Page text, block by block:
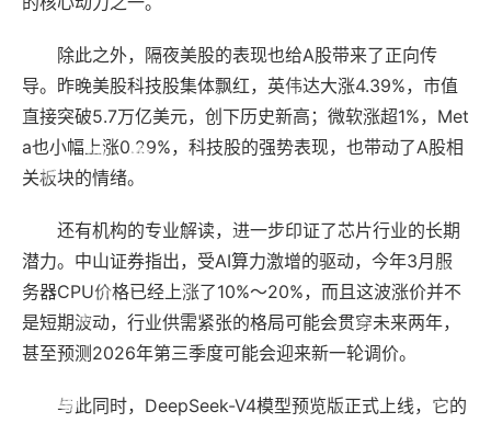
除此之外，隔夜美股的表现也给A股带来了正向传
导。昨晚美股科技股集体飘红，英伟达大涨4.39%，市值
直接突破5.7万亿美元，创下历史新高；微软涨超1%，Met
a也小幅上涨0.29%，科技股的强势表现，也带动了A股相
关板块的情绪。
还有机构的专业解读，进一步印证了芯片行业的长期
潜力。中山证券指出，受AI算力激增的驱动，今年3月服
务器CPU价格已经上涨了10%～20%，而且这波涨价并不
是短期波动，行业供需紧张的格局可能会贯穿未来两年，
甚至预测2026年第三季度可能会迎来新一轮调价。
与此同时，DeepSeek-V4模型预览版正式上线，它的